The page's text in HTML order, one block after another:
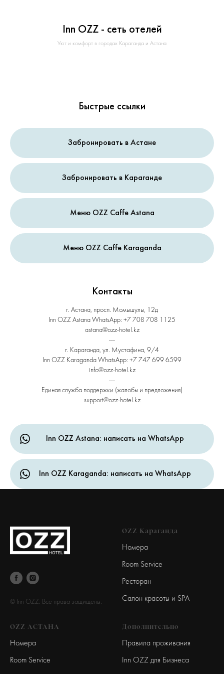
Inn OZZ - сеть отелей
Уют и комфорт в городах Караганда и Астана
Быстрые ссылки
Забронировать в Астане
Забронировать в Караганде
Меню OZZ Caffe Astana
Меню OZZ Caffe Karaganda
Контакты
г. Астана, просп. Момышулы, 12д
Inn OZZ Astana WhatsApp: +7 708 708 1125
astana@ozz-hotel.kz
---
г. Караганда, ул. Мустафина, 9/4
Inn OZZ Karaganda WhatsApp: +7 747 699 6599
info@ozz-hotel.kz
---
Единая служба поддержки (жалобы и предложения)
support@ozz-hotel.kz
Inn OZZ Astana: написать на WhatsApp
Inn OZZ Karaganda: написать на WhatsApp
© Inn OZZ. Все права защищены.
OZZ Караганда
Номера
Room Service
Ресторан
Салон красоты и SPA
OZZ АСТАНА
Номера
Room Service
Дополнительно
Правила проживания
Inn OZZ для Бизнеса